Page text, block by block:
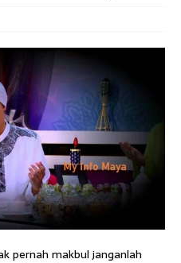
pernah makbul janganlah